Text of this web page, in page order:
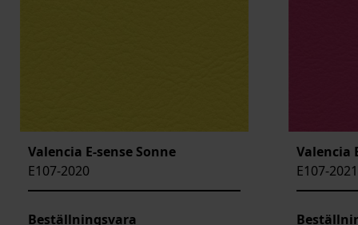
Valencia E-sense Sonne
E107-2020
Beställningsvara
Valencia
E107-2021